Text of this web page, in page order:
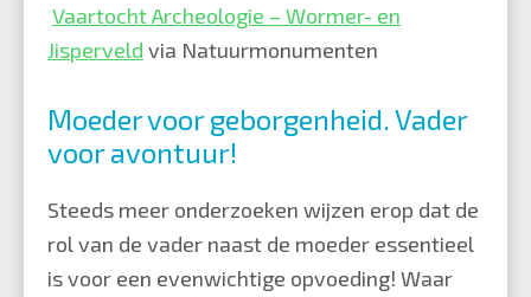
Vaartocht Archeologie – Wormer- en
Jisperveld via Natuurmonumenten
Moeder voor geborgenheid. Vader
voor avontuur!
Steeds meer onderzoeken wijzen erop dat de
rol van de vader naast de moeder essentieel
is voor een evenwichtige opvoeding! Waar